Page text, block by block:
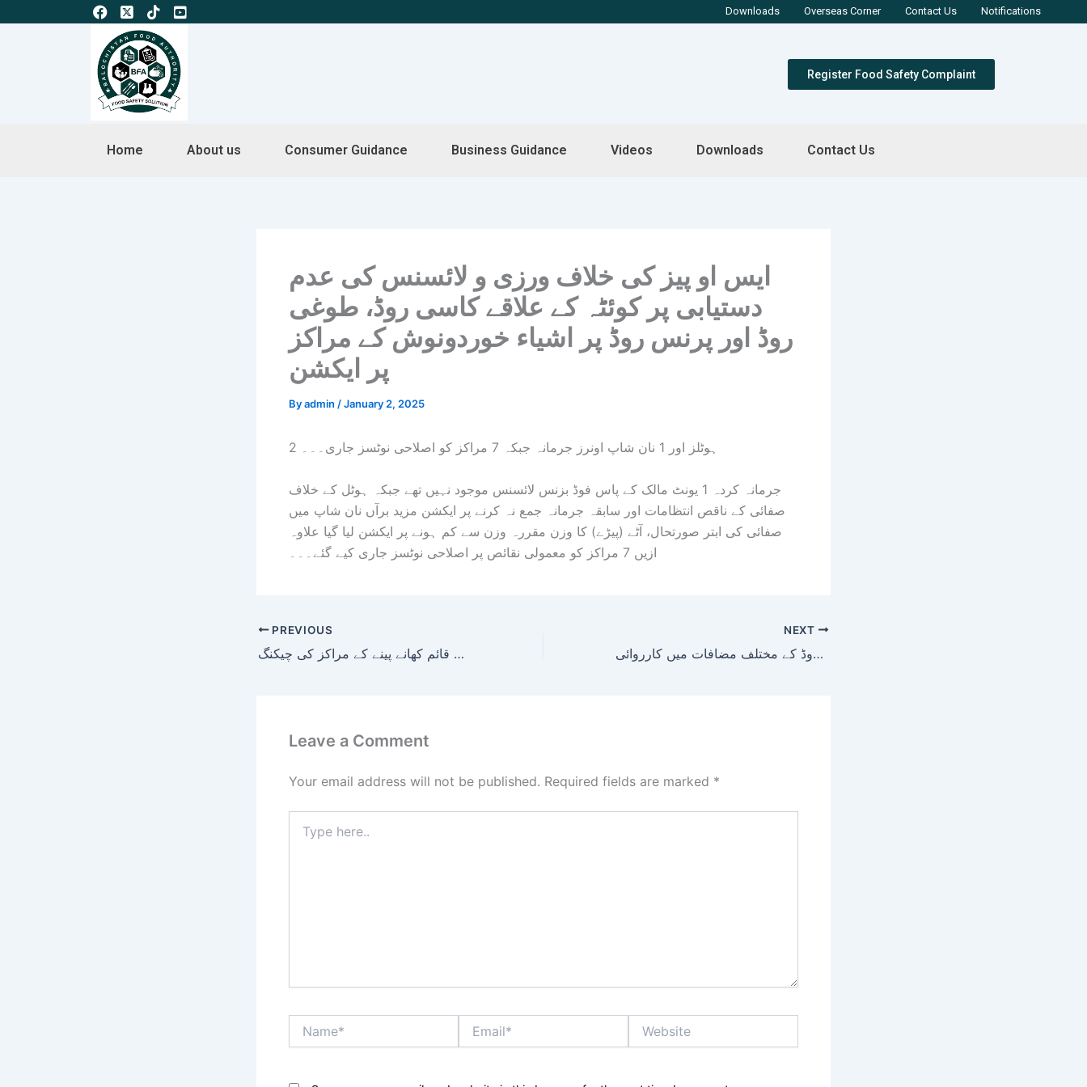
Downloads Overseas Corner Contact Us Notifications
Register Food Safety Complaint
Home About us Consumer Guidance Business Guidance Videos Downloads Contact Us
ایس او پیز کی خلاف ورزی و لائسنس کی عدم
دستیابی پر کوئٹہ کے علاقے کاسی روڈ، طوغی
روڈ اور پرنس روڈ پر اشیاء خوردونوش کے مراکز
پر ایکشن
Byadmin /January 2, 2025
2 ہوٹلز اور 1 نان شاپ اونرز جرمانہ جبکہ 7 مراکز کو اصلاحی نوٹسز جاری۔۔۔
جرمانہ کردہ 1 یونٹ مالک کے پاس فوڈ بزنس لائسنس موجود نہیں تھے جبکہ ہوٹل کے خلاف
صفائی کے ناقص انتظامات اور سابقہ جرمانہ جمع نہ کرنے پر ایکشن مزید برآں نان شاپ میں
صفائی کی ابتر صورتحال، آٹے (پیڑے) کا وزن مقررہ وزن سے کم ہونے پر ایکشن لیا گیا علاوہ
ازیں 7 مراکز کو معمولی نقائص پر اصلاحی نوٹسز جاری کیے گئے۔۔۔
PREVIOUS
بی ایف اے زونل انسپیکشن ٹیم کی صحبت پور کے مختلف علاقوں میں قائم کھانے پینے کے مراکز کی چیکنگ
NEXT
عوامی شکایات پر بی ایف اے ٹیم کی کوئٹہ کے علاقے ہزار گنجی اور بروری روڈ کے مختلف مضافات میں کارروائی!
Leave a Comment
Your email address will not be published. Required fields are marked *
here..